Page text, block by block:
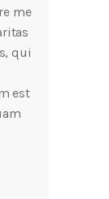
me
qui
est